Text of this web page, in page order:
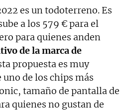
es un todoterreno. Es
a los 579 € para el
para quienes anden
de la marca de
propuesta es muy
uno de los chips más
tamaño de pantalla de
quienes no gustan de